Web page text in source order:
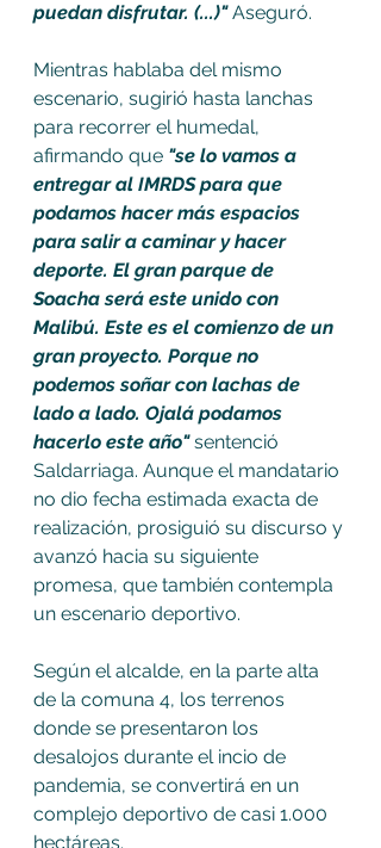
puedan disfrutar. (...)" Aseguró.
Mientras hablaba del mismo
escenario, sugirió hasta lanchas
para recorrer el humedal,
afirmando que "se lo vamos a
entregar al IMRDS para que
podamos hacer más espacios
para salir a caminar y hacer
deporte. El gran parque de
Soacha será este unido con
Malibú. Este es el comienzo de un
gran proyecto. Porque no
podemos soñar con lachas de
lado a lado. Ojalá podamos
hacerlo este año" sentenció
Saldarriaga. Aunque el mandatario
no dio fecha estimada exacta de
realización, prosiguió su discurso y
avanzó hacia su siguiente
promesa, que también contempla
un escenario deportivo.
Según el alcalde, en la parte alta
de la comuna 4, los terrenos
donde se presentaron los
desalojos durante el incio de
pandemia, se convertirá en un
complejo deportivo de casi 1.000
hectáreas.